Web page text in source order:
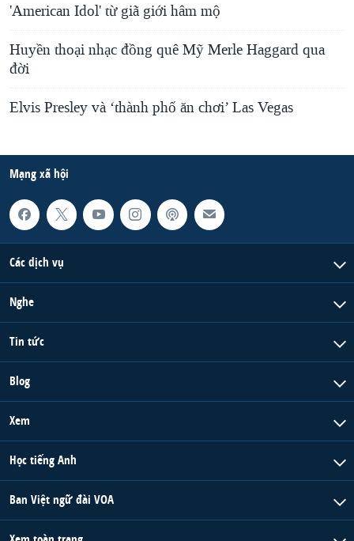
'American Idol' từ giã giới hâm mộ
Huyền thoại nhạc đồng quê Mỹ Merle Haggard qua
đời
Elvis Presley và ‘thành phố ăn chơi’ Las Vegas
Mạng xã hội
Các dịch vụ
Nghe
Tin tức
Blog
Xem
Học tiếng Anh
Ban Việt ngữ đài VOA